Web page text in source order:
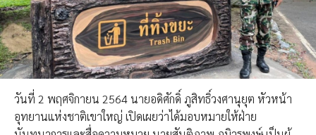
วันที่ 2 พฤศจิกายน 2564 นายอดิศักดิ์ ภูสิทธิ์วงศานุยุต หัวหน้า
อุทยานแห่งชาติเขาใหญ่ เปิดเผยว่าได้มอบหมายให้ฝ่าย